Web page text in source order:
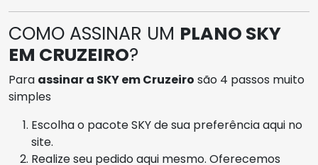
COMO ASSINAR UM PLANO SKY
EM CRUZEIRO?
Para assinar a SKY em Cruzeiro são 4 passos muito
simples
Escolha o pacote SKY de sua preferência aqui no
site.
Realize seu pedido aqui mesmo. Oferecemos